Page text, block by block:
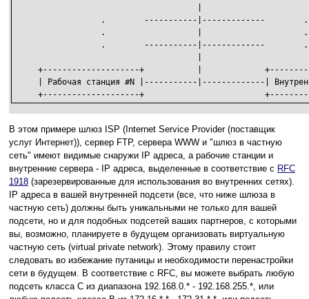
                  .        -----------|-------------        .
                  .                   |                     .
                  .        -----------|-------------        .
+--------------------+           |
| Рабочая станция #N |-----------|-------------|
+--------------------+
В этом примере шлюз ISP (Internet Service Provider (поставщик
услуг Интернет)), сервер FTP, сервера WWW и "шлюз в частную
сеть" имеют видимые снаружи IP адреса, а рабочие станции и
внутренние сервера - IP адреса, выделенные в соответствие с RFC
1918 (зарезервированные для использования во внутренних сетях).
IP адреса в вашей внутренней подсети (все, что ниже шлюза в
частную сеть) должны быть уникальными не только для вашей
подсети, но и для подобных подсетей ваших партнеров, с которыми
вы, возможно, планируете в будущем организовать виртуальную
частную сеть (virtual private network). Этому правилу стоит
следовать во избежание путаницы и необходимости перенастройки
сети в будущем. В соответствие с RFC, вы можете выбрать любую
подсеть класса C из диапазона 192.168.0.* - 192.168.255.*, или